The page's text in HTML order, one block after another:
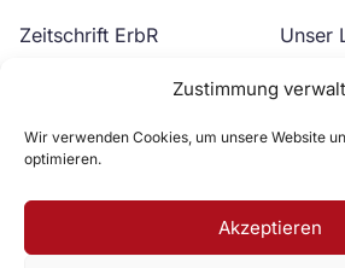
Zustimmung
Wir verwenden Cookies, um unsere Website
optimieren.
Akzeptieren
Zeitschrift ErbR
Unser
Unser